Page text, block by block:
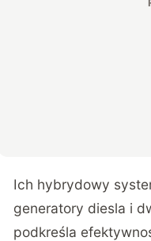
Ich hybrydowy
generatory diesla i
podkreśla